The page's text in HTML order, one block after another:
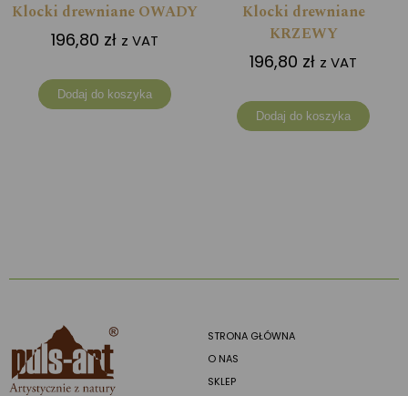
Klocki drewniane OWADY
196,80 zł z VAT
Dodaj do koszyka
Klocki drewniane
KRZEWY
196,80 zł z VAT
Dodaj do koszyka
STRONA GŁÓWNA
O NAS
SKLEP